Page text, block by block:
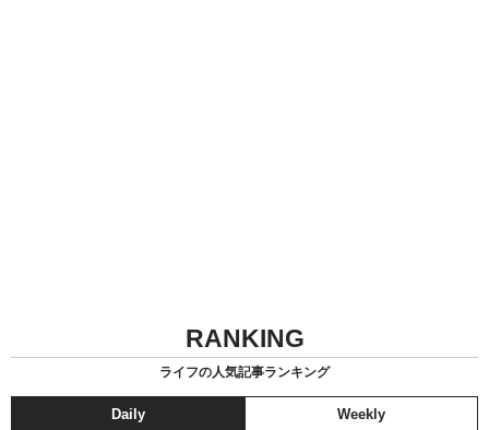
RANKING
ライフの人気記事ランキング
Daily Weekly